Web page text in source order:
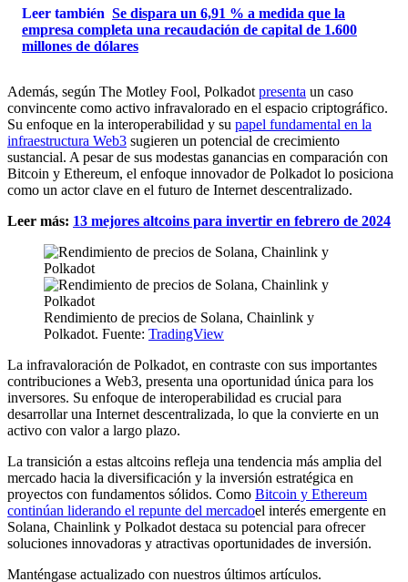
Leer también Se dispara un 6,91 % a medida que la
empresa completa una recaudación de capital de 1.600
millones de dólares
Además, según The Motley Fool, Polkadot presenta un caso
convincente como activo infravalorado en el espacio criptográfico.
Su enfoque en la interoperabilidad y su papel fundamental en la
infraestructura Web3 sugieren un potencial de crecimiento
sustancial. A pesar de sus modestas ganancias en comparación con
Bitcoin y Ethereum, el enfoque innovador de Polkadot lo posiciona
como un actor clave en el futuro de Internet descentralizado.
Leer más: 13 mejores altcoins para invertir en febrero de 2024
Rendimiento de precios de Solana, Chainlink y
Polkadot. Fuente: TradingView
La infravaloración de Polkadot, en contraste con sus importantes
contribuciones a Web3, presenta una oportunidad única para los
inversores. Su enfoque de interoperabilidad es crucial para
desarrollar una Internet descentralizada, lo que la convierte en un
activo con valor a largo plazo.
La transición a estas altcoins refleja una tendencia más amplia del
mercado hacia la diversificación y la inversión estratégica en
proyectos con fundamentos sólidos. Como Bitcoin y Ethereum
continúan liderando el repunte del mercadoel interés emergente en
Solana, Chainlink y Polkadot destaca su potencial para ofrecer
soluciones innovadoras y atractivas oportunidades de inversión.
Manténgase actualizado con nuestros últimos artículos.